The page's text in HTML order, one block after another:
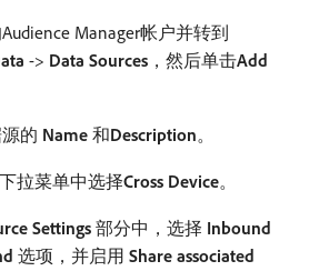
Manager帐户并转到​
-> Data Sources ，然后单击​Add
的​ Name ​和​Description。
​下拉菜单中选择​Cross Device。
Settings ​部分中，选择​ Inbound
​选项，并启用​ Share associated